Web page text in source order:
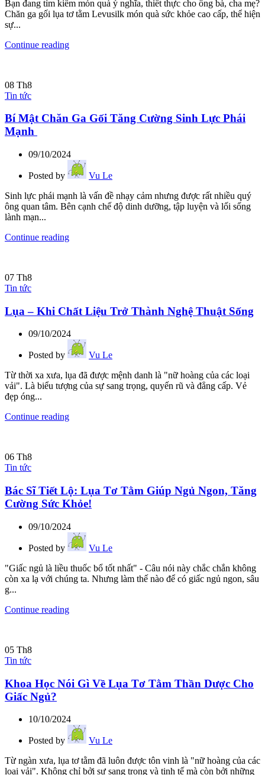
Bạn đang tìm kiếm món quà ý nghĩa, thiết thực cho ông bà, cha mẹ?
Chăn ga gối lụa tơ tằm Levusilk món quà sức khỏe cao cấp, thể hiện
sự...
Continue reading
08 Th8
Tin tức
Bí Mật Chăn Ga Gối Tăng Cường Sinh Lực Phái
Mạnh
09/10/2024
Posted by
Vu Le
Sinh lực phái mạnh là vấn đề nhạy cảm nhưng được rất nhiều quý
ông quan tâm. Bên cạnh chế độ dinh dưỡng, tập luyện và lối sống
lành mạn...
Continue reading
07 Th8
Tin tức
Lụa – Khi Chất Liệu Trở Thành Nghệ Thuật Sống
09/10/2024
Posted by
Vu Le
Từ thời xa xưa, lụa đã được mệnh danh là "nữ hoàng của các loại
vải". Là biểu tượng của sự sang trọng, quyến rũ và đẳng cấp. Vẻ
đẹp óng...
Continue reading
06 Th8
Tin tức
Bác Sĩ Tiết Lộ: Lụa Tơ Tằm Giúp Ngủ Ngon, Tăng
Cường Sức Khỏe!
09/10/2024
Posted by
Vu Le
"Giấc ngủ là liều thuốc bổ tốt nhất" - Câu nói này chắc chắn không
còn xa lạ với chúng ta. Nhưng làm thế nào để có giấc ngủ ngon, sâu
g...
Continue reading
05 Th8
Tin tức
Khoa Học Nói Gì Về Lụa Tơ Tằm Thần Dược Cho
Giấc Ngủ?
10/10/2024
Posted by
Vu Le
Từ ngàn xưa, lụa tơ tằm đã luôn được tôn vinh là "nữ hoàng của các
loại vải". Không chỉ bởi sự sang trọng và tinh tế mà còn bởi những